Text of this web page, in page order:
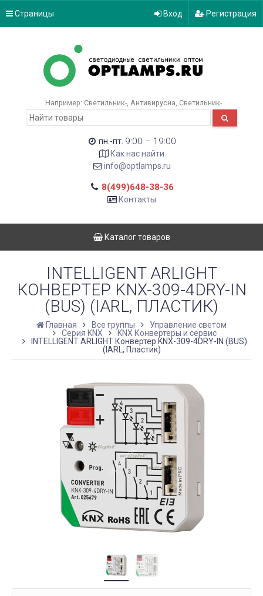
Страницы Вход Регистрация
Например: Светильник- Антивирусна Светильник-
пн.-пт. 9:00 – 19:00
Как нас найти
info@optlamps.ru
8(499)648-38-36
Контакты
Каталог товаров
INTELLIGENT ARLIGHT
КОНВЕРТЕР KNX-309-4DRY-IN
(BUS) (IARL, ПЛАСТИК)
Главная Все группы
Управление светом
Серия KNX
KNX Конвертеры и сервис
INTELLIGENT ARLIGHT Конвертер KNX-309-4DRY-IN (BUS)
(IARL, Пластик)